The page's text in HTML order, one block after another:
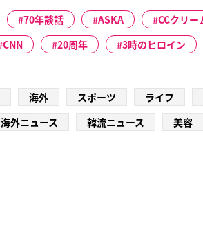
70年談話 ASKA CCクリー
CNN 20周年 3時のヒロイン
海外 スポーツ ライフ
海外ニュース 韓流ニュース 美容